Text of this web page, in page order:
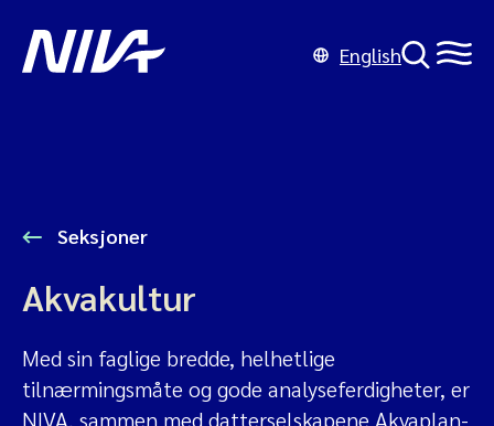
English
Seksjoner
Akvakultur
Med sin faglige bredde, helhetlige
tilnærmingsmåte og gode analyseferdigheter, er
NIVA, sammen med datterselskapene Akvaplan-